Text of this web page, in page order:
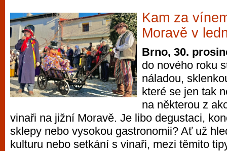
Kam za
Moravě v
Brno, 30.
do nového roku
náladou,
které se jen tak
na některou z
vinaři na jižní Moravě. Je libo degustaci,
sklepy nebo vysokou gastronomii? Ať už
kulturu nebo setkání s vinaři, mezi těmito